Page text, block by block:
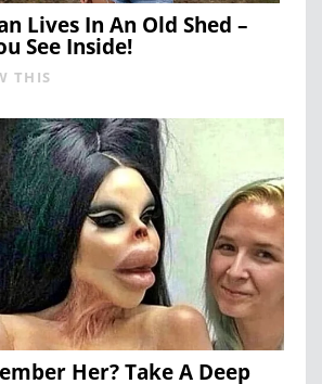
Lives In An Old Shed –
See Inside!
THIS
Her? Take A Deep